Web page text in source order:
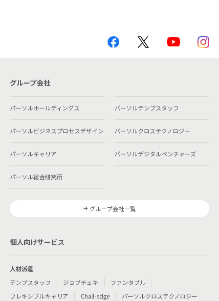
グループ会社
パーソルホールディングス パーソルテンプスタッフ
パーソルビジネスプロセスデザイン パーソルクロステクノロジー
パーソルキャリア パーソルデジタルベンチャーズ
パーソル総合研究所
グループ会社一覧
個人向けサービス
人材派遣
テンプスタッフ
ジョブチェキ
ファンタブル
フレキシブルキャリア
Chall-edge パーソルクロステクノロジー